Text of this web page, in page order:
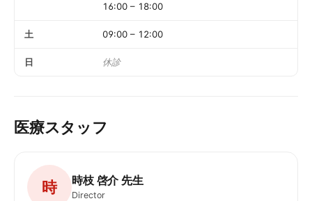
16:00 – 18:00
土 09:00 – 12:00
日 休診
医療スタッフ
時 時枝 啓介 先生
Director